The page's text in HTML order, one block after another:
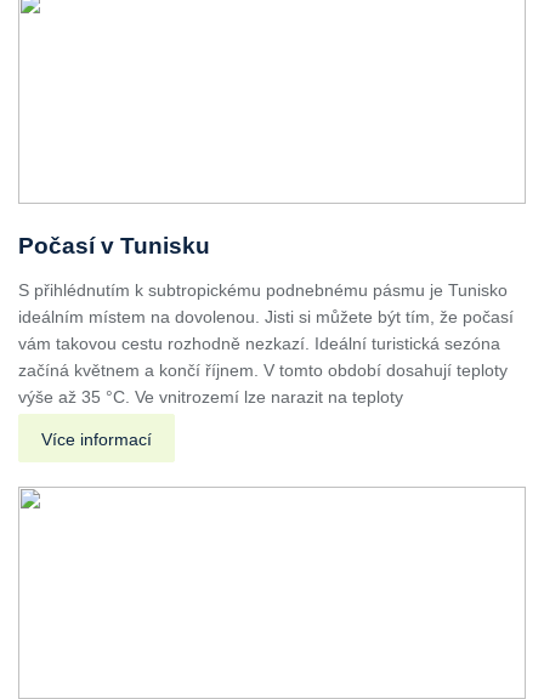
Počasí v Tunisku
S přihlédnutím k subtropickému podnebnému pásmu je Tunisko
ideálním místem na dovolenou. Jisti si můžete být tím, že počasí
vám takovou cestu rozhodně nezkazí. Ideální turistická sezóna
začíná květnem a končí říjnem. V tomto období dosahují teploty
výše až 35 °C. Ve vnitrozemí lze narazit na teploty
Více informací